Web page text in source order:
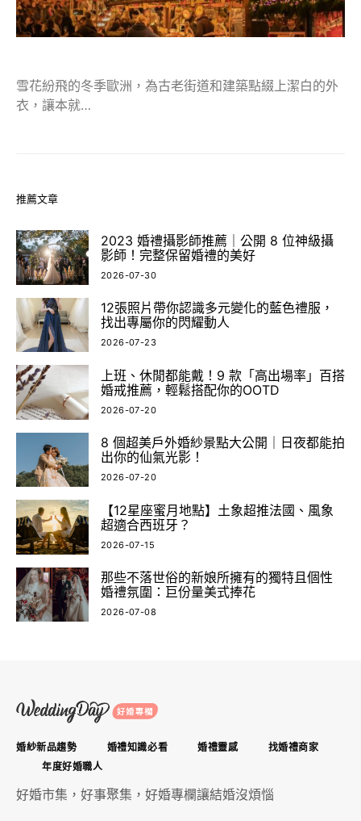
雪花紛飛的冬季歐洲，為古老街道和建築點綴上潔白的外
衣，讓本就…
推薦文章
2023 婚禮攝影師推薦｜公開 8 位神級攝
影師！完整保留婚禮的美好
2026-07-30
12張照片帶你認識多元變化的藍色禮服，
找出專屬你的閃耀動人
2026-07-23
上班、休閒都能戴！9 款「高出場率」百搭
婚戒推薦，輕鬆搭配你的OOTD
2026-07-20
8 個超美戶外婚紗景點大公開｜日夜都能拍
出你的仙氣光影！
2026-07-20
【12星座蜜月地點】土象超推法國、風象
超適合西班牙？
2026-07-15
那些不落世俗的新娘所擁有的獨特且個性
婚禮氛圍：巨份量美式捧花
2026-07-08
婚紗新品趨勢 婚禮知識必看 婚禮靈感
找婚禮商家
年度好婚職人
好婚市集，好事聚集，好婚專欄讓結婚沒煩惱